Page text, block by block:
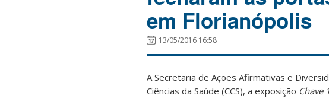
em Florianópolis
13/05/2016 16:58
A Secretaria de Ações Afirmativas e
Ciências da Saúde (CCS), a exposição Chave